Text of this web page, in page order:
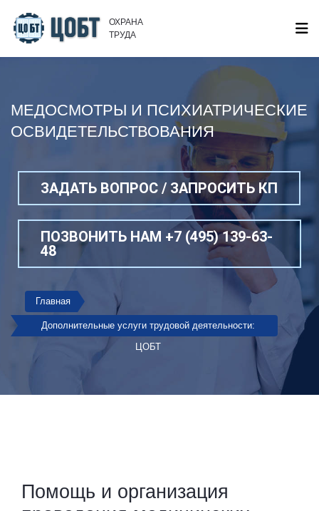
ОХРАНА
ТРУДА
МЕДОСМОТРЫ И ПСИХИАТРИЧЕСКИЕ
ОСВИДЕТЕЛЬСТВОВАНИЯ
ЗАДАТЬ ВОПРОС / ЗАПРОСИТЬ КП
ПОЗВОНИТЬ НАМ +7 (495) 139-63-
48
Главная
Дополнительные услуги трудовой деятельности:
ЦОБТ
Помощь и организация